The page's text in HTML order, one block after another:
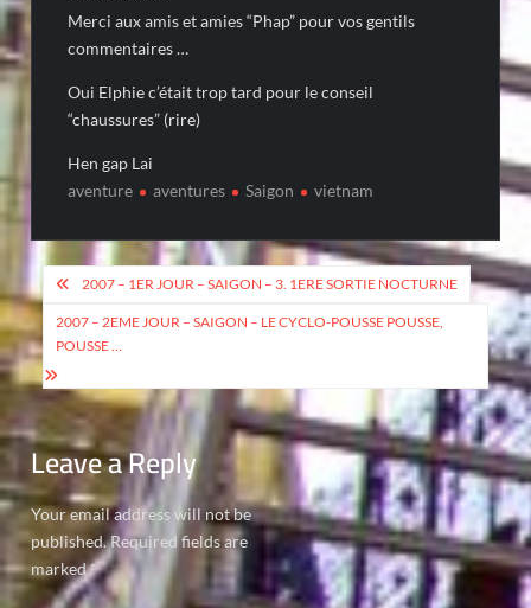
Merci aux amis et amies “Phap” pour vos gentils
commentaires …
Oui Elphie c’était trop tard pour le conseil
“chaussures” (rire)
Hen gap Lai
aventure
aventures Saigon vietnam
Post
navigation
2007 – 1ER JOUR – SAIGON – 3. 1ERE SORTIE NOCTURNE
2007 – 2EME JOUR – SAIGON – LE CYCLO-POUSSE POUSSE,
POUSSE …
Leave a Reply
Your email address will not be
published.Required fields are
marked*